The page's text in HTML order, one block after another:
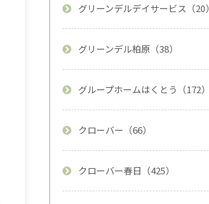
グリーンデルデイサービス（20）
グリーンデル柏原（38）
グループホームはくとう（172）
クローバー（66）
クローバー春日（425）